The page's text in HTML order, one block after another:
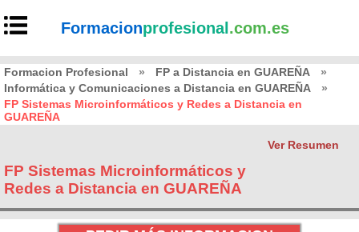
Formacionprofesional .com.es
Formacion Profesional » FP a Distancia en GUAREÑA
»
Informática y Comunicaciones a Distancia en GUAREÑA
»
FP Sistemas Microinformáticos y Redes a Distancia en
GUAREÑA
Ver Resumen
FP Sistemas Microinformáticos y
Redes a Distancia en GUAREÑA